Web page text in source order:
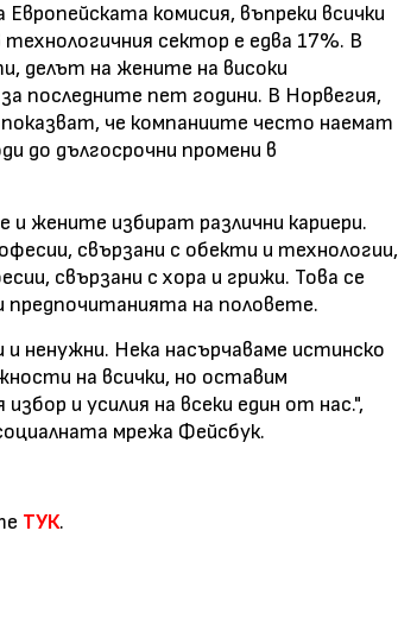
Европейската комисия, въпреки всички
сектор е едва 17%. В
делът на жените на високи
последните пет години. В Норвегия,
че компаниите често наемат
до дългосрочни промени в
жените избират различни кариери.
свързани с обекти и технологии,
свързани с хора и грижи. Това се
предпочитанията на половете.
ненужни. Нека насърчаваме истинско
на всички, но оставим
и усилия на всеки един от нас.",
мрежа Фейсбук.
ТУК.